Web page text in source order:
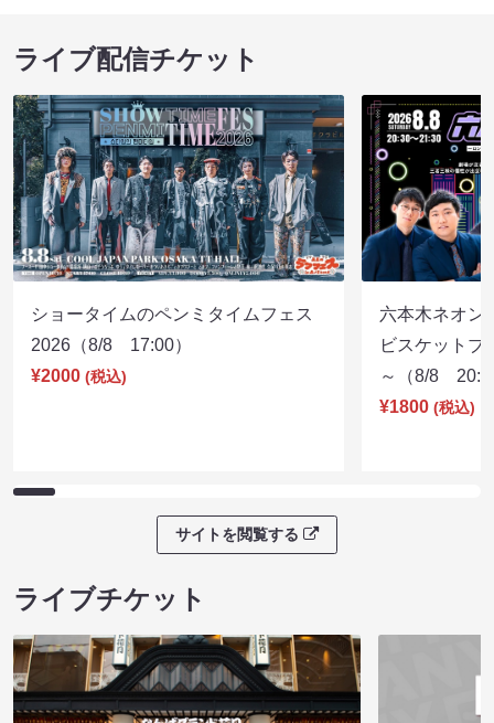
ライブ配信チケット
ショータイムのペンミタイムフェス
2026（8/8 17:00）
¥2000 (税込)
六本木ネオン
ビスケットブ
～（8/8
¥1800 (税込)
サイトを閲覧する
ライブチケット